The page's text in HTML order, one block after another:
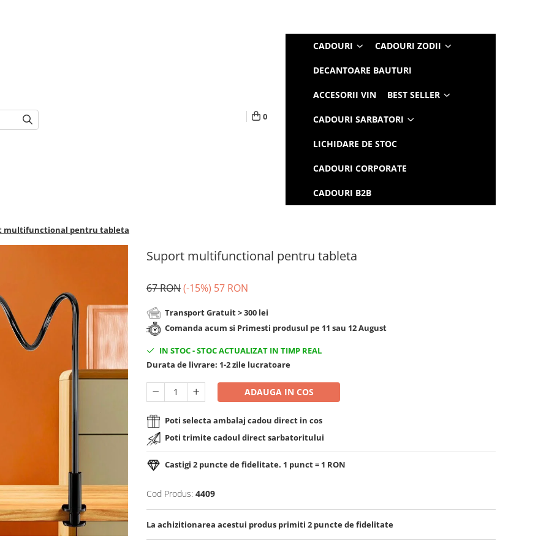
0
CADOURI CADOURI ZODII
DECANTOARE BAUTURI
ACCESORII VIN BEST SELLER
CADOURI SARBATORI
LICHIDARE DE STOC
CADOURI CORPORATE
CADOURI B2B
multifunctional pentru tableta
Suport multifunctional pentru tableta
67 RON(-15%) 57 RON
Transport Gratuit > 300 lei
Comanda acum si Primesti produsul pe 11 sau 12 August
IN STOC-STOC ACTUALIZAT IN TIMP REAL
Durata de livrare: 1-2 zile lucratoare
ADAUGA IN COS
Poti selecta ambalaj cadou direct in cos
Poti trimite cadoul direct sarbatoritului
Castigi 2 puncte de fidelitate. 1 punct = 1 RON
Cod Produs: 4409
La achizitionarea acestui produs primiti 2 puncte de fidelitate